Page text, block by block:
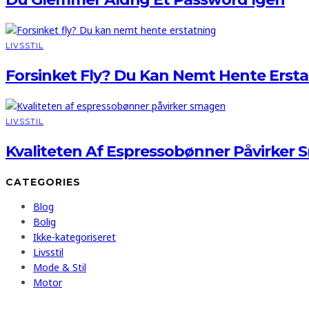
LIVSSTIL
Forsinket Fly? Du Kan Nemt Hente
LIVSSTIL
Kvaliteten Af Espressobønner Påvirker
CATEGORIES
Blog
Bolig
Ikke-kategoriseret
Livsstil
Mode & Stil
Motor